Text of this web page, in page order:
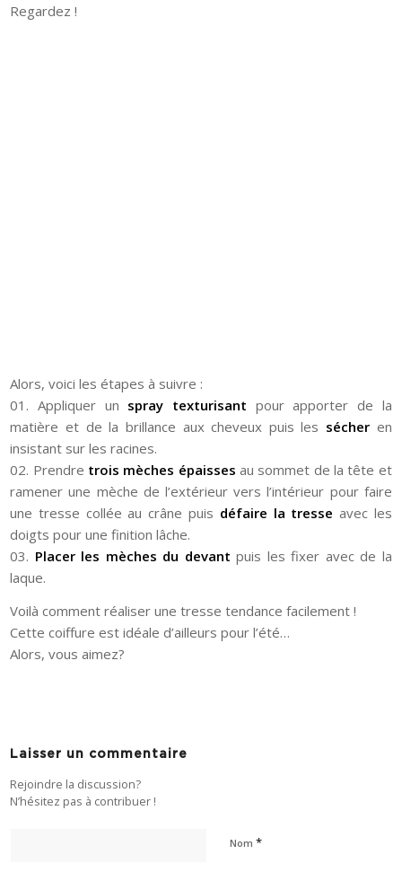
Regardez !
Alors, voici les étapes à suivre :
01. Appliquer un spray texturisant pour apporter de la
matière et de la brillance aux cheveux puis les sécher en
insistant sur les racines.
02. Prendre trois mèches épaisses au sommet de la tête et
ramener une mèche de l’extérieur vers l’intérieur pour faire
une tresse collée au crâne puis défaire la tresse avec les
doigts pour une finition lâche.
03. Placer les mèches du devant puis les fixer avec de la
laque.
Voilà comment réaliser une tresse tendance facilement !
Cette coiffure est idéale d’ailleurs pour l’été…
Alors, vous aimez?
Laisser un commentaire
Rejoindre la discussion?
N’hésitez pas à contribuer !
Nom*